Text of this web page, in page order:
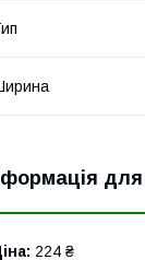
224 ₴